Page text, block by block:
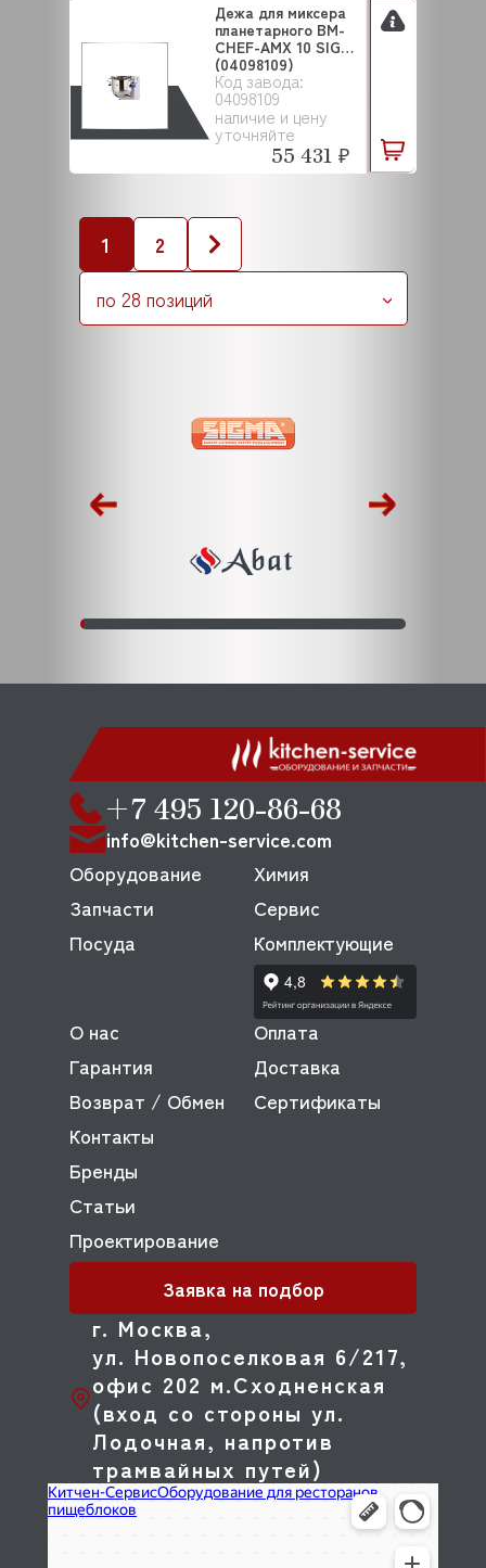
Код завода:
04098109
наличие и цену
уточняйте
Дежа для миксера
планетарного BM-
CHEF-AMX 10 SIGMA
(04098109)
55 431 ₽
1
2
по 28 позиций
+7 495 120-86-68
info@kitchen-service.com
г. Москва,
ул. Новопоселковая 6/217,
офис 202 м.Сходненская
(вход со стороны ул.
Лодочная, напротив
трамвайных путей)
Оборудование
Запчасти
Посуда
Химия
Сервис
Комплектующие
О нас
Оплата
Гарантия
Доставка
Возврат / Обмен
Сертификаты
Контакты
Бренды
Статьи
Проектирование
Заявка на подбор